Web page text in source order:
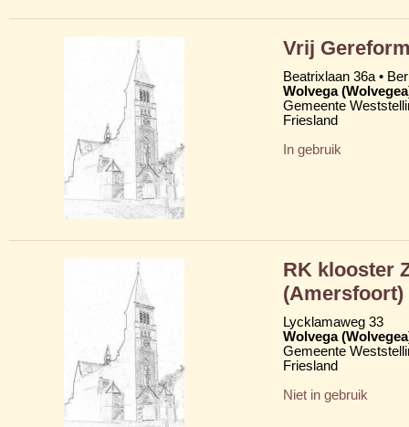
Vrij
Beatrixlaan 36a •
Wolvega
Gemeente
Friesland
In gebruik
RK klooster
(Amersfoort)
Lycklamaweg 33
Wolvega
Gemeente
Friesland
Niet in gebruik